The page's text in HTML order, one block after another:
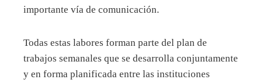
importante vía de comunicación.
Todas estas labores forman parte del plan de
trabajos semanales que se desarrolla conjuntamente
y en forma planificada entre las instituciones